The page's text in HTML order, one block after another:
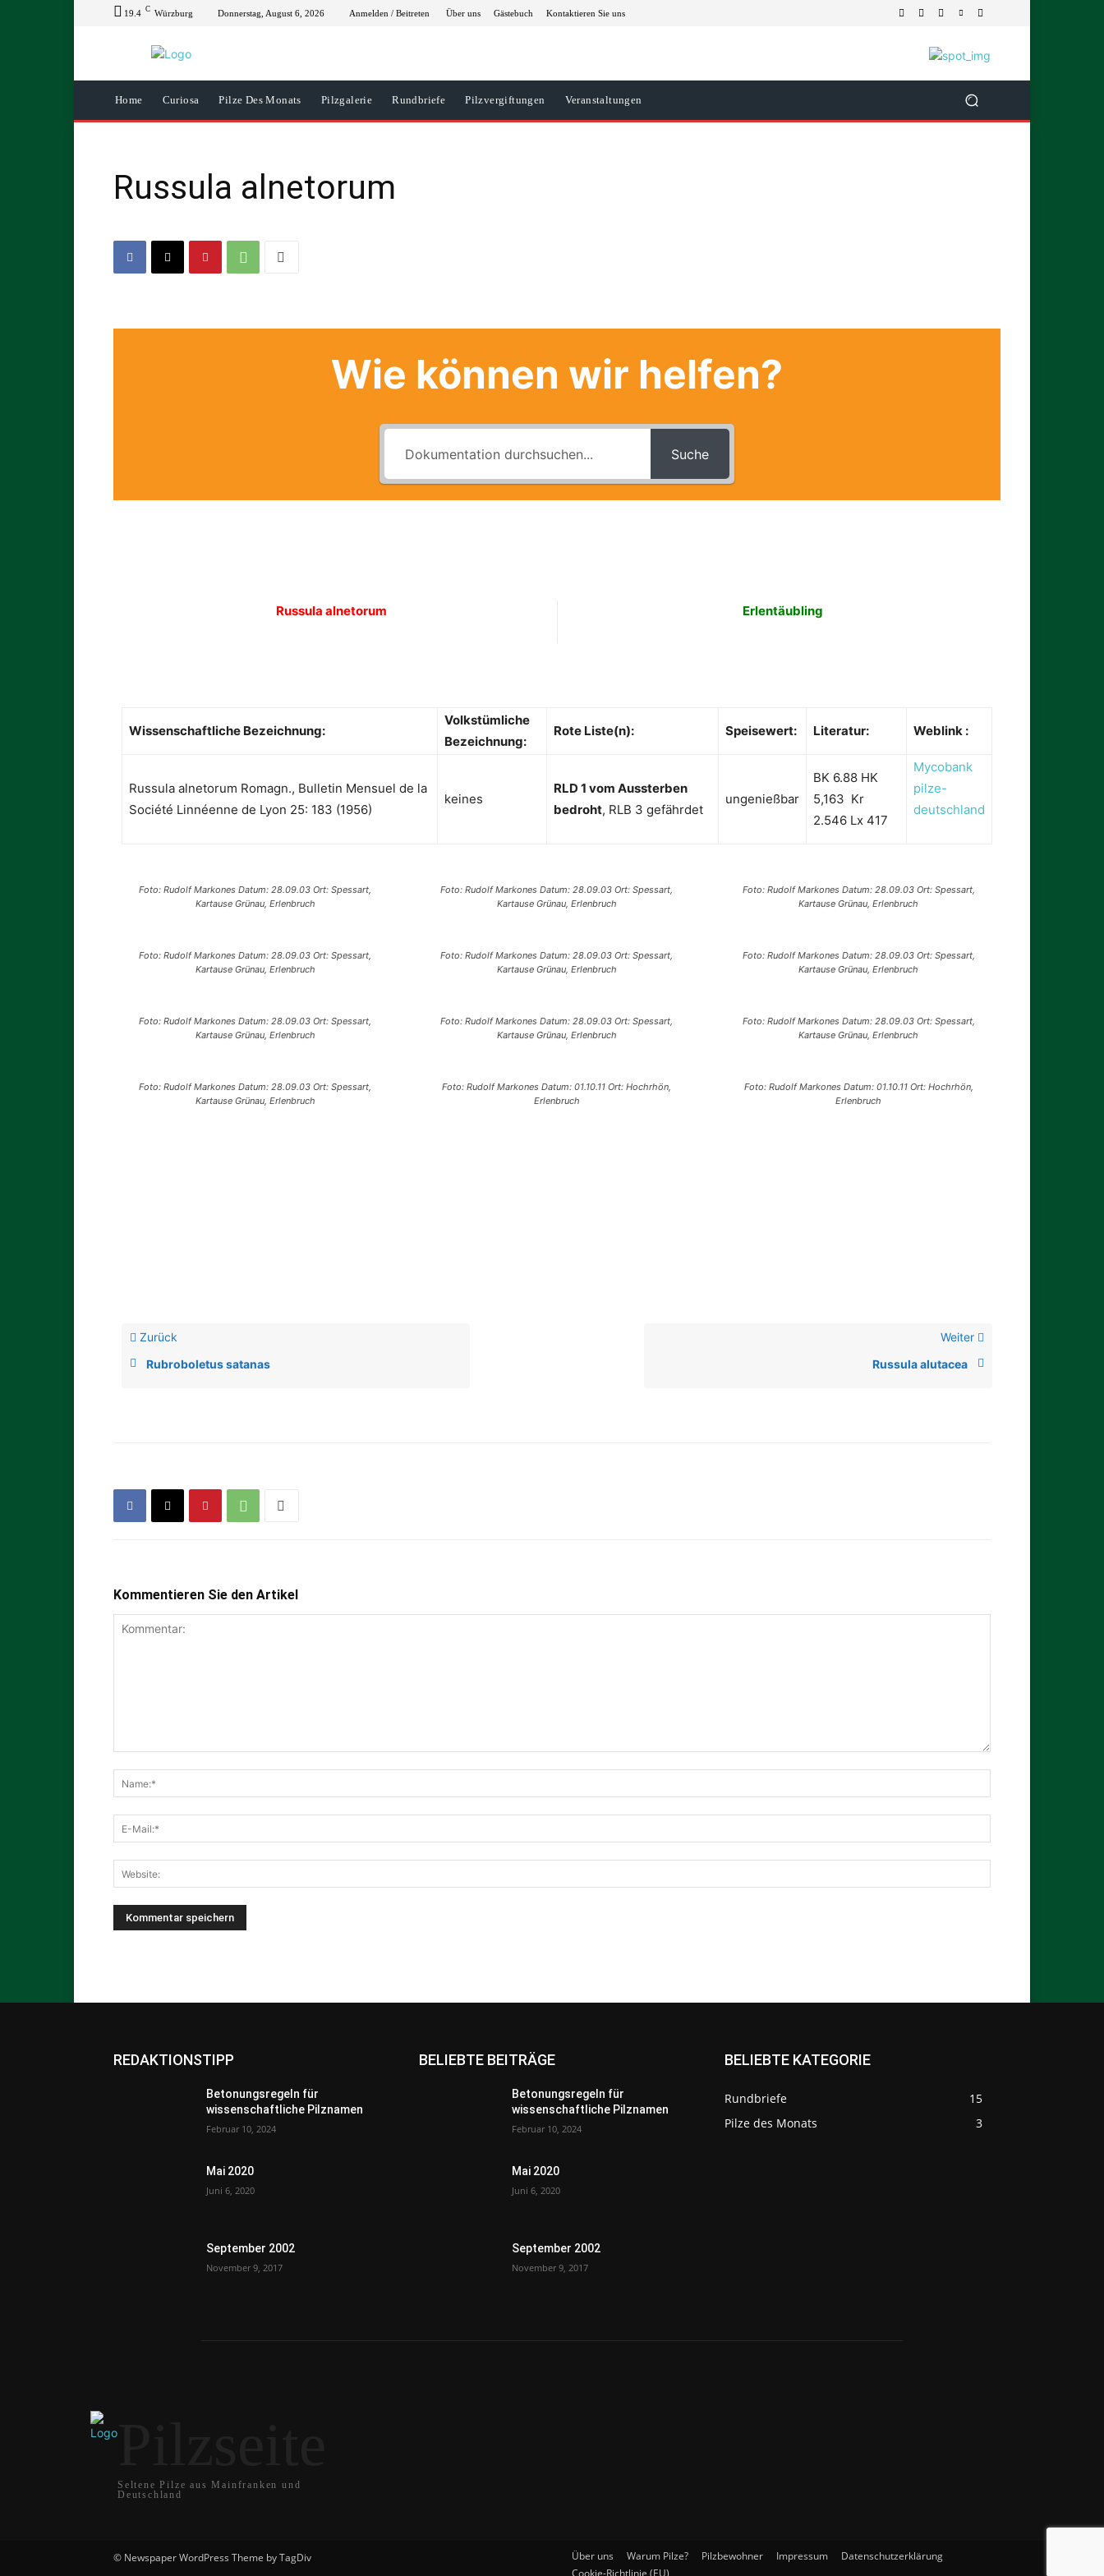
19.4 C Würzburg Donnerstag, August 6, 2026 Anmelden / Beitreten Über uns Gästebuch Kontaktieren Sie uns
Home Curiosa Pilze Des Monats Pilzgalerie Rundbriefe Pilzvergiftungen Veranstaltungen
Russula alnetorum
Wie können wir helfen?
Suche
Russula alnetorum Erlentäubling
Wissenschaftliche Bezeichnung:
Volkstümliche
Bezeichnung:
Rote Liste(n): Speisewert: Literatur: Weblink :
Russula alnetorum Romagn., Bulletin Mensuel de la
Société Linnéenne de Lyon 25: 183 (1956)
keines
RLD 1 vom Aussterben
bedroht, RLB 3 gefährdet
ungenießbar
BK 6.88 HK
5,163 Kr
2.546 Lx 417
Mycobank
pilze-
deutschland
Foto: Rudolf Markones Datum: 28.09.03 Ort: Spessart,
Kartause Grünau, Erlenbruch
Foto: Rudolf Markones Datum: 28.09.03 Ort: Spessart,
Kartause Grünau, Erlenbruch
Foto: Rudolf Markones Datum: 28.09.03 Ort: Spessart,
Kartause Grünau, Erlenbruch
Foto: Rudolf Markones Datum: 28.09.03 Ort: Spessart,
Kartause Grünau, Erlenbruch
Foto: Rudolf Markones Datum: 28.09.03 Ort: Spessart,
Kartause Grünau, Erlenbruch
Foto: Rudolf Markones Datum: 28.09.03 Ort: Spessart,
Kartause Grünau, Erlenbruch
Foto: Rudolf Markones Datum: 28.09.03 Ort: Spessart,
Kartause Grünau, Erlenbruch
Foto: Rudolf Markones Datum: 28.09.03 Ort: Spessart,
Kartause Grünau, Erlenbruch
Foto: Rudolf Markones Datum: 28.09.03 Ort: Spessart,
Kartause Grünau, Erlenbruch
Foto: Rudolf Markones Datum: 28.09.03 Ort: Spessart,
Kartause Grünau, Erlenbruch
Foto: Rudolf Markones Datum: 01.10.11 Ort: Hochrhön,
Erlenbruch
Foto: Rudolf Markones Datum: 01.10.11 Ort: Hochrhön,
Erlenbruch
Zurück
Rubroboletus satanas
Weiter
Russula alutacea
Kommentieren Sie den Artikel
REDAKTIONSTIPP
Betonungsregeln für
wissenschaftliche Pilznamen
Februar 10, 2024
Mai 2020
Juni 6, 2020
September 2002
November 9, 2017
BELIEBTE BEITRÄGE
Betonungsregeln für
wissenschaftliche Pilznamen
Februar 10, 2024
Mai 2020
Juni 6, 2020
September 2002
November 9, 2017
BELIEBTE KATEGORIE
Rundbriefe
15
Pilze des Monats
3
Seltene Pilze aus Mainfranken und
Deutschland
© Newspaper WordPress Theme by TagDiv Über uns Warum Pilze? Pilzbewohner Impressum
Datenschutzerklärung